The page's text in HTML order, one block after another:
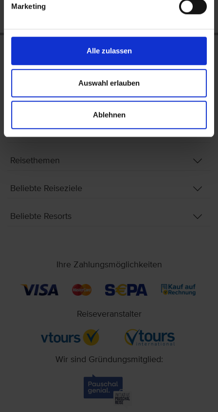
Marketing
Alle zulassen
Auswahl erlauben
Ablehnen
Service & Kontakt
Reisethemen
Beliebte Reiseziele
Beliebte Resorts
Ihre Zahlungsmöglichkeiten
Reiseveranstalter
Wir sind Gründungsmitglied: